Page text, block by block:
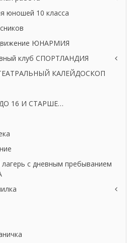
юношей 10 класса
ЮНАРМИЯ
клуб СПОРТЛАНДИЯ
КАЛЕЙДОСКОП
ДО 16 И СТАРШЕ…
с дневным пребыванием